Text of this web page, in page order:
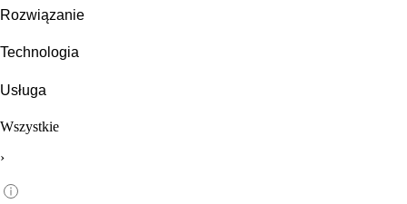
Rozwiązanie
Technologia
Usługa
Wszystkie
›